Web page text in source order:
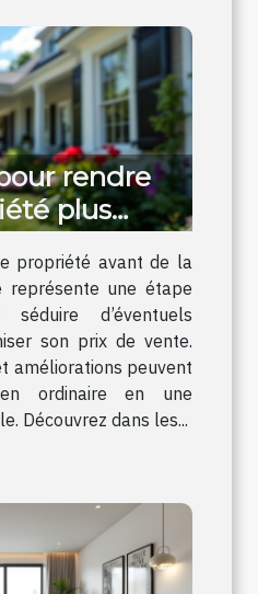
rendre
plus
la mise
propriété avant de la
une étape
d’éventuels
son prix de vente.
améliorations peuvent
ordinaire en une
Découvrez dans les...